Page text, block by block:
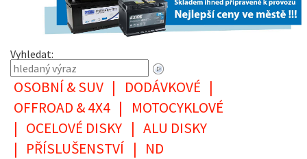
Vyhledat:
OSOBNÍ & SUV | DODÁVKOVÉ |
OFFROAD & 4X4 |
MOTOCYKLOVÉ
| OCELOVÉ DISKY | ALU DISKY
| PŘÍSLUŠENSTVÍ | ND